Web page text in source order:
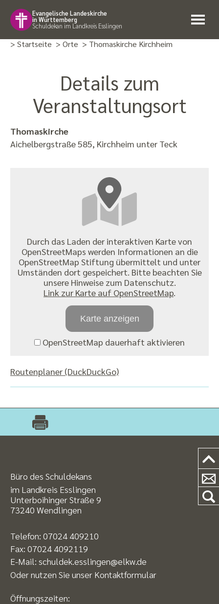
Evangelische Landeskirche
in Württemberg
Schuldekan im Landkreis Esslingen
> Startseite > Orte > Thomaskirche Kirchheim
Details zum
Veranstaltungsort
Thomaskirche
Aichelbergstraße 585, Kirchheim unter Teck
Durch das Laden der interaktiven Karte von
OpenStreetMaps werden Informationen an die
OpenStreetMap Stiftung übermittelt und unter
Umständen dort gespeichert. Bitte beachten Sie
unsere Hinweise zum Datenschutz.
Link zur Karte auf OpenStreetMap
Karte anzeigen
OpenStreetMap dauerhaft aktivieren
Routenplaner (DuckDuckGo)
Büro des Schuldekans
im Landkreis Esslingen
Unterboihinger Straße 9
73240 Wendlingen
Telefon: 07024 409210
Fax: 07024 4092119
E-Mail: schuldek.esslingen@elkw.de
Oder nutzen Sie unser Kontaktformular
Öffnungszeiten: